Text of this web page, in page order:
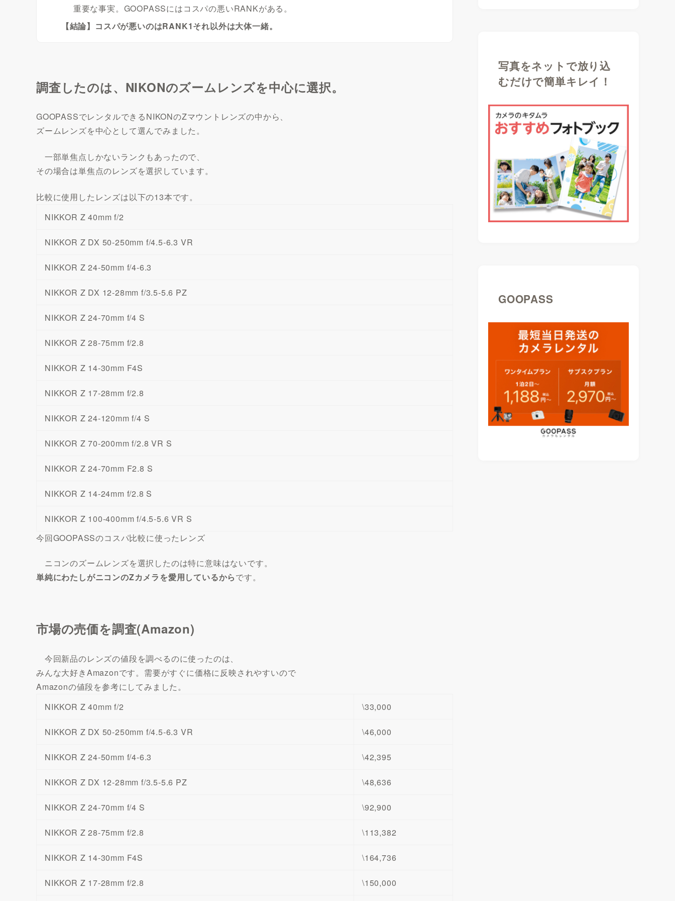
重要な事実。GOOPASSにはコスパの悪いRANKがある。
【結論】コスパが悪いのはRANK1それ以外は大体一緒。
調査したのは、NIKONのズームレンズを中心に選択。
GOOPASSでレンタルできるNIKONのZマウントレンズの中から、
ズームレンズを中心として選んでみました。
一部単焦点しかないランクもあったので、
その場合は単焦点のレンズを選択しています。
比較に使用したレンズは以下の13本です。
NIKKOR Z 40mm f/2
NIKKOR Z DX 50-250mm f/4.5-6.3 VR
NIKKOR Z 24-50mm f/4-6.3
NIKKOR Z DX 12-28mm f/3.5-5.6 PZ
NIKKOR Z 24-70mm f/4 S
NIKKOR Z 28-75mm f/2.8
NIKKOR Z 14-30mm F4S
NIKKOR Z 17-28mm f/2.8
NIKKOR Z 24-120mm f/4 S
NIKKOR Z 70-200mm f/2.8 VR S
NIKKOR Z 24-70mm F2.8 S
NIKKOR Z 14-24mm f/2.8 S
NIKKOR Z 100-400mm f/4.5-5.6 VR S
今回GOOPASSのコスパ比較に使ったレンズ
ニコンのズームレンズを選択したのは特に意味はないです。
単純にわたしがニコンのZカメラを愛用しているからです。
市場の売価を調査(Amazon)
今回新品のレンズの値段を調べるのに使ったのは、
みんな大好きAmazonです。需要がすぐに価格に反映されやすいので
Amazonの値段を参考にしてみました。
NIKKOR Z 40mm f/2
\33,000
NIKKOR Z DX 50-250mm f/4.5-6.3 VR \46,000
NIKKOR Z 24-50mm f/4-6.3 \42,395
NIKKOR Z DX 12-28mm f/3.5-5.6 PZ \48,636
NIKKOR Z 24-70mm f/4 S \92,900
NIKKOR Z 28-75mm f/2.8 \113,382
NIKKOR Z 14-30mm F4S \164,736
NIKKOR Z 17-28mm f/2.8 \150,000
写真をネットで放り込
むだけで簡単キレイ！
GOOPASS